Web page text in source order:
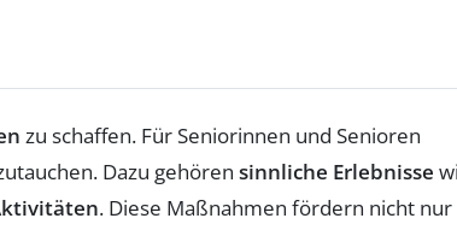
zu schaffen. Für Seniorinnen und Senioren
Dazu gehören sinnliche Erlebnisse
. Diese Maßnahmen fördern nicht nur